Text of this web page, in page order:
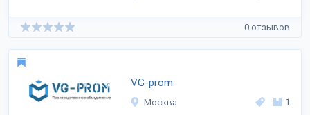
0 отзывов
VG-prom
Москва 1